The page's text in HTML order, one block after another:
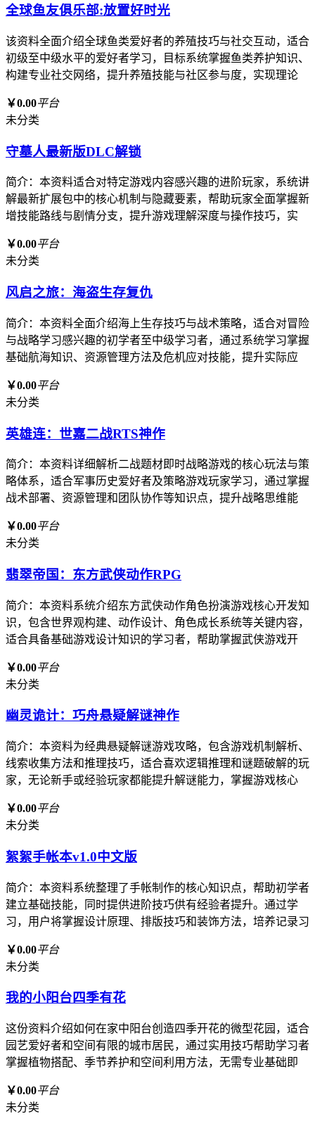
全球鱼友俱乐部:放置好时光
该资料全面介绍全球鱼类爱好者的养殖技巧与社交互动，适合
初级至中级水平的爱好者学习，目标系统掌握鱼类养护知识、
构建专业社交网络，提升养殖技能与社区参与度，实现理论
￥0.00平台
未分类
守墓人最新版DLC解锁
简介：本资料适合对特定游戏内容感兴趣的进阶玩家，系统讲
解最新扩展包中的核心机制与隐藏要素，帮助玩家全面掌握新
增技能路线与剧情分支，提升游戏理解深度与操作技巧，实
￥0.00平台
未分类
风启之旅：海盗生存复仇
简介：本资料全面介绍海上生存技巧与战术策略，适合对冒险
与战略学习感兴趣的初学者至中级学习者，通过系统学习掌握
基础航海知识、资源管理方法及危机应对技能，提升实际应
￥0.00平台
未分类
英雄连：世嘉二战RTS神作
简介：本资料详细解析二战题材即时战略游戏的核心玩法与策
略体系，适合军事历史爱好者及策略游戏玩家学习，通过掌握
战术部署、资源管理和团队协作等知识点，提升战略思维能
￥0.00平台
未分类
翡翠帝国：东方武侠动作RPG
简介：本资料系统介绍东方武侠动作角色扮演游戏核心开发知
识，包含世界观构建、动作设计、角色成长系统等关键内容，
适合具备基础游戏设计知识的学习者，帮助掌握武侠游戏开
￥0.00平台
未分类
幽灵诡计：巧舟悬疑解谜神作
简介：本资料为经典悬疑解谜游戏攻略，包含游戏机制解析、
线索收集方法和推理技巧，适合喜欢逻辑推理和谜题破解的玩
家，无论新手或经验玩家都能提升解谜能力，掌握游戏核心
￥0.00平台
未分类
絮絮手帐本v1.0中文版
简介：本资料系统整理了手帐制作的核心知识点，帮助初学者
建立基础技能，同时提供进阶技巧供有经验者提升。通过学
习，用户将掌握设计原理、排版技巧和装饰方法，培养记录习
￥0.00平台
未分类
我的小阳台四季有花
这份资料介绍如何在家中阳台创造四季开花的微型花园，适合
园艺爱好者和空间有限的城市居民，通过实用技巧帮助学习者
掌握植物搭配、季节养护和空间利用方法，无需专业基础即
￥0.00平台
未分类